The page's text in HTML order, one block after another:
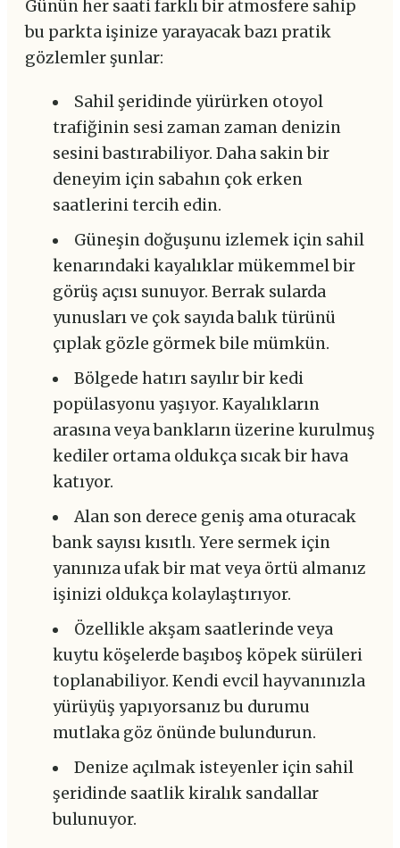
Günün her saati farklı bir atmosfere sahip
bu parkta işinize yarayacak bazı pratik
gözlemler şunlar:
Sahil şeridinde yürürken otoyol
trafiğinin sesi zaman zaman denizin
sesini bastırabiliyor. Daha sakin bir
deneyim için sabahın çok erken
saatlerini tercih edin.
Güneşin doğuşunu izlemek için sahil
kenarındaki kayalıklar mükemmel bir
görüş açısı sunuyor. Berrak sularda
yunusları ve çok sayıda balık türünü
çıplak gözle görmek bile mümkün.
Bölgede hatırı sayılır bir kedi
popülasyonu yaşıyor. Kayalıkların
arasına veya bankların üzerine kurulmuş
kediler ortama oldukça sıcak bir hava
katıyor.
Alan son derece geniş ama oturacak
bank sayısı kısıtlı. Yere sermek için
yanınıza ufak bir mat veya örtü almanız
işinizi oldukça kolaylaştırıyor.
Özellikle akşam saatlerinde veya
kuytu köşelerde başıboş köpek sürüleri
toplanabiliyor. Kendi evcil hayvanınızla
yürüyüş yapıyorsanız bu durumu
mutlaka göz önünde bulundurun.
Denize açılmak isteyenler için sahil
şeridinde saatlik kiralık sandallar
bulunuyor.